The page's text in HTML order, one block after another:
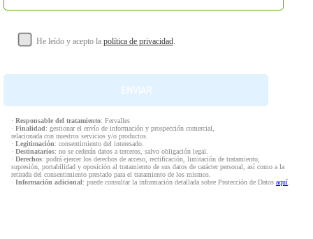
He leído y acepto la política de privacidad.
· Responsable del tratamiento: Fervalles
· Finalidad: gestionar el envío de información y prospección comercial,
relacionada con nuestros servicios y/o productos.
· Legitimación: consentimiento del interesado.
· Destinatarios: no se cederán datos a terceros, salvo obligación legal.
· Derechos: podrá ejercer los derechos de acceso, rectificación, limitación de tratamiento,
supresión, portabilidad y oposición al tratamiento de sus datos de carácter personal, así como a la
retirada del consentimiento prestado para el tratamiento de los mismos.
· Información adicional: puede consultar la información detallada sobre Protección de Datos aquí.